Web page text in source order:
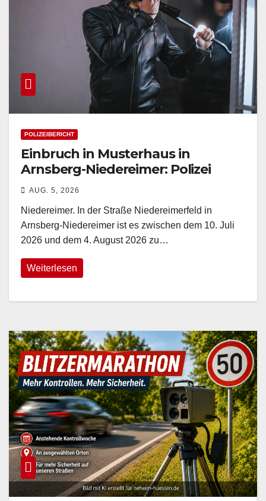
POLIZEIBERICHT
Einbruch in Musterhaus in
Arnsberg-Niedereimer: Polizei
sucht Zeugen
AUG. 5, 2026
Niedereimer. In der Straße Niedereimerfeld in
Arnsberg-Niedereimer ist es zwischen dem 10. Juli
2026 und dem 4. August 2026 zu…
Weiterlesen